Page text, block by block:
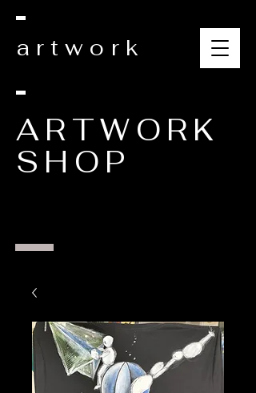
artwork
ARTWORK
SHOP